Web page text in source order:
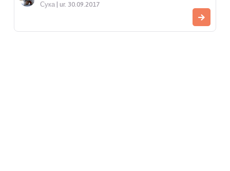
Сука | ur. 30.09.2017